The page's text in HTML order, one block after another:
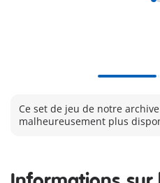
Ce set de jeu de notre
malheureusement plus